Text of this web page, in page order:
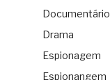
Documentário
Drama
Espionagem
Espionangem